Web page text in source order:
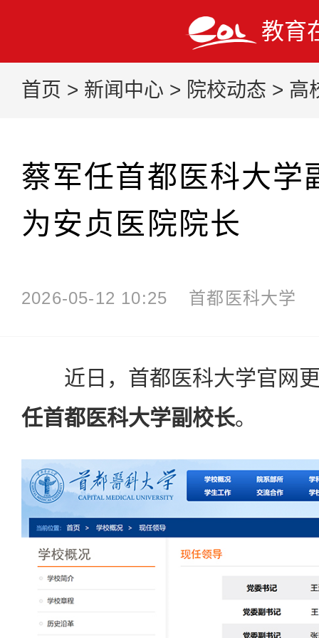
教育
首页 > 新闻中心 > 院校动态 > 高
蔡军任首都医科大学
为安贞医院院长
2026-05-12 10:25 首都医科大学
近日，首都医科大学官网更
任首都医科大学副校长。